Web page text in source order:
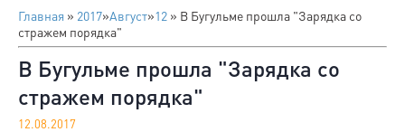
Главная » 2017»Август»12 » В Бугульме прошла "Зарядка со
стражем порядка"
В Бугульме прошла "Зарядка со
стражем порядка"
12.08.2017